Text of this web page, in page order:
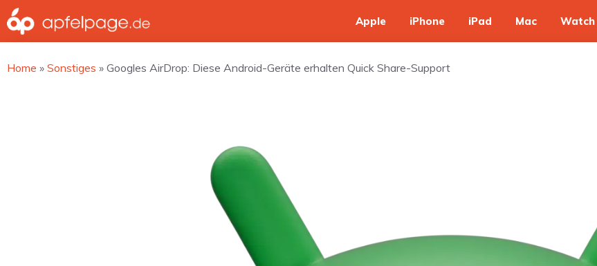
Zum
Inhalt
springen
Apple iPhone iPad Mac Watch
Home » Sonstiges » Googles AirDrop: Diese Android-Geräte erhalten Quick Share-Support